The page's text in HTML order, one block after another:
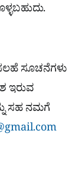
ಸೂಚನೆಗಳು
ಇರುವ
ಸಹ ನಮಗೆ